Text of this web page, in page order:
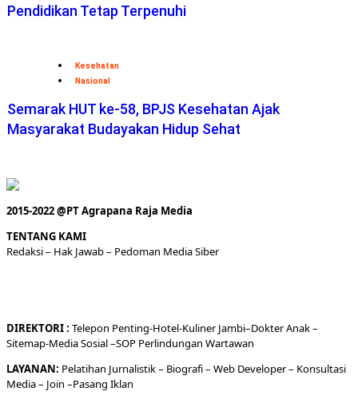
Pendidikan Tetap Terpenuhi
Kesehatan
Nasional
Semarak HUT ke-58, BPJS Kesehatan Ajak
Masyarakat Budayakan Hidup Sehat
2015-2022 @PT Agrapana Raja Media
TENTANG KAMI
Redaksi– Hak Jawab – Pedoman Media Siber
DIREKTORI: Telepon Penting-Hotel-KulinerJambi–DokterAnak –
Sitemap-Media Sosial –SOP Perlindungan Wartawan
LAYANAN: Pelatihan Jurnalistik – Biografi– Web Developer– Konsultasi
Media– Join –Pasang Iklan